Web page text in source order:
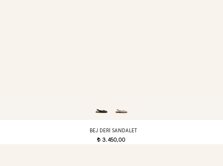
BEJ DERI SANDALET
t3.450,00